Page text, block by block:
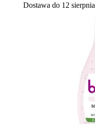
Dostawa do 12 sierpnia